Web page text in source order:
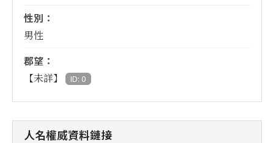
性別：
男性
郡望：
【未詳】 ID: 0
人名權威資料鏈接